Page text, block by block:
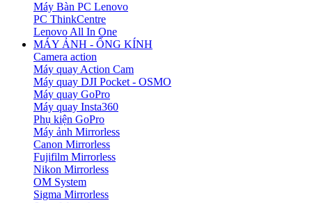
Máy Bàn PC Lenovo
PC ThinkCentre
Lenovo All In One
MÁY ẢNH - ỐNG KÍNH
Camera action
Máy quay Action Cam
Máy quay DJI Pocket - OSMO
Máy quay GoPro
Máy quay Insta360
Phụ kiện GoPro
Máy ảnh Mirrorless
Canon Mirrorless
Fujifilm Mirrorless
Nikon Mirrorless
OM System
Sigma Mirrorless